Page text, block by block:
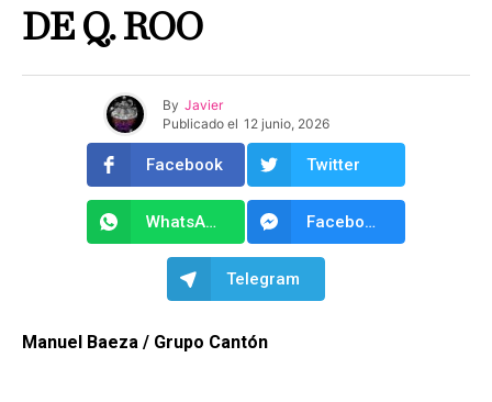
DE Q. ROO
By Javier
Publicado el 12 junio, 2026
Facebook Twitter
WhatsApp Facebook Messenger
Telegram
Manuel Baeza / Grupo Cantón